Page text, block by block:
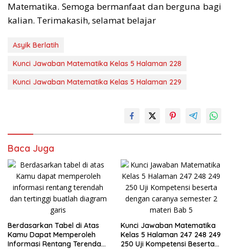
Matematika. Semoga bermanfaat dan berguna bagi
kalian. Terimakasih, selamat belajar
Asyik Berlatih
Kunci Jawaban Matematika Kelas 5 Halaman 228
Kunci Jawaban Matematika Kelas 5 Halaman 229
Baca Juga
Berdasarkan Tabel di Atas
Kamu Dapat Memperoleh
Informasi Rentang Terendah
Kunci Jawaban Matematika
Kelas 5 Halaman 247 248 249
250 Uji Kompetensi Beserta